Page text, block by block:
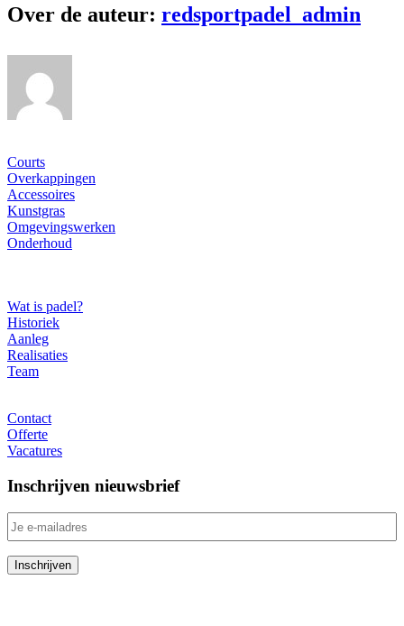
Facebook
Twitter
Reddit
LinkedIn
WhatsApp
Tumblr
Pinterest
Vk
Xing
E-
mail
Over de auteur: redsportpadel_admin
Courts
Overkappingen
Accessoires
Kunstgras
Omgevingswerken
Onderhoud
Wat is padel?
Historiek
Aanleg
Realisaties
Team
Contact
Offerte
Vacatures
Inschrijven nieuwsbrief